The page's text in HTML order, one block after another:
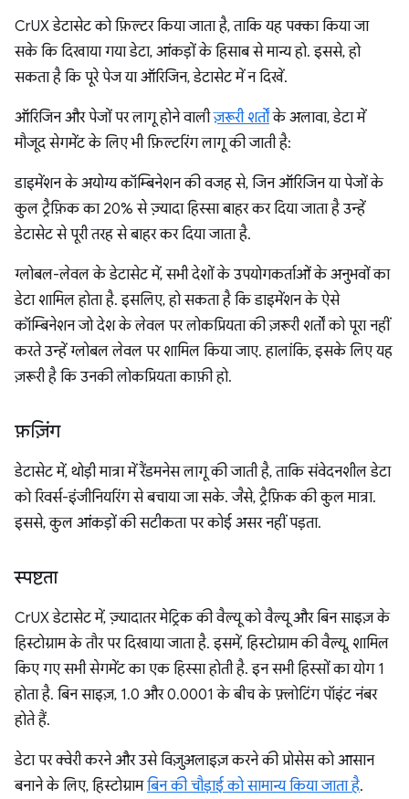
CrUX डेटासेट को फ़िल्टर किया जाता है, ताकि यह पक्का किया जा
सके कि दिखाया गया डेटा, आंकड़ों के हिसाब से मान्य हो. इससे, हो
सकता है कि पूरे पेज या ऑरिजिन, डेटासेट में न दिखें.
ऑरिजिन और पेजों पर लागू होने वालीज़रूरी शर्तोंके अलावा, डेटा में
मौजूद सेगमेंट के लिए भी फ़िल्टरिंग लागू की जाती है:
डाइमेंशन के अयोग्य कॉम्बिनेशन की वजह से, जिन ऑरिजिन या पेजों के
कुल ट्रैफ़िक का 20% से ज़्यादा हिस्सा बाहर कर दिया जाता है उन्हें
डेटासेट से पूरी तरह से बाहर कर दिया जाता है.
ग्लोबल-लेवल के डेटासेट में, सभी देशों के उपयोगकर्ताओं के अनुभवों का
डेटा शामिल होता है. इसलिए, हो सकता है कि डाइमेंशन के ऐसे
कॉम्बिनेशन जो देश के लेवल पर लोकप्रियता की ज़रूरी शर्तों को पूरा नहीं
करते उन्हें ग्लोबल लेवल पर शामिल किया जाए. हालांकि, इसके लिए यह
ज़रूरी है कि उनकी लोकप्रियता काफ़ी हो.
फ़ज़िंग
डेटासेट में, थोड़ी मात्रा में रैंडमनेस लागू की जाती है, ताकि संवेदनशील डेटा
को रिवर्स-इंजीनियरिंग से बचाया जा सके. जैसे, ट्रैफ़िक की कुल मात्रा.
इससे, कुल आंकड़ों की सटीकता पर कोई असर नहीं पड़ता.
स्पष्टता
CrUX डेटासेट में, ज़्यादातर मेट्रिक की वैल्यू को वैल्यू और बिन साइज़ के
हिस्टोग्राम के तौर पर दिखाया जाता है. इसमें, हिस्टोग्राम की वैल्यू, शामिल
किए गए सभी सेगमेंट का एक हिस्सा होती है. इन सभी हिस्सों का योग 1
होता है. बिन साइज़, 1.0 और 0.0001 के बीच के फ़्लोटिंग पॉइंट नंबर
होते हैं.
डेटा पर क्वेरी करने और उसे विज़ुअलाइज़ करने की प्रोसेस को आसान
बनाने के लिए, हिस्टोग्रामबिन की चौड़ाई को सामान्य किया जाता है.